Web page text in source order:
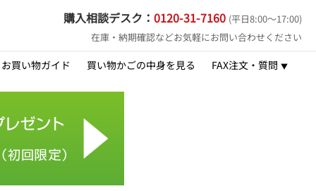
購入相談デスク： 0120-31-7160 (平日8:00～17:00)
在庫・納期確認などお気軽にお問い合わせください
お買い物ガイド 買い物かごの中身を見る FAX注文・質問